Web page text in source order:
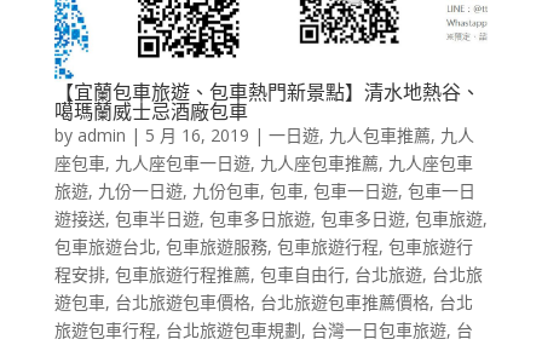
【宜蘭包車旅遊、包車熱門新景點】清水地熱谷、
噶瑪蘭威士忌酒廠包車
by admin | 5 月 16, 2019 | 一日遊, 九人包車推薦, 九人
座包車, 九人座包車一日遊, 九人座包車推薦, 九人座包車
旅遊, 九份一日遊, 九份包車, 包車, 包車一日遊, 包車一日
遊接送, 包車半日遊, 包車多日旅遊, 包車多日遊, 包車旅遊,
包車旅遊台北, 包車旅遊服務, 包車旅遊行程, 包車旅遊行
程安排, 包車旅遊行程推薦, 包車自由行, 台北旅遊, 台北旅
遊包車, 台北旅遊包車價格, 台北旅遊包車推薦價格, 台北
旅遊包車行程, 台北旅遊包車規劃, 台灣一日包車旅遊, 台